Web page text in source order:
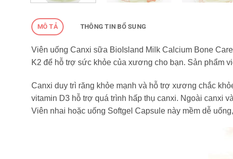
MÔ TẢ THÔNG TIN BỔ SUNG
Viên uống Canxi sữa BioIsland Milk Calcium Bone
K2 để hỗ trợ sức khỏe của xương cho bạn. Sản phẩm
Canxi duy trì răng khỏe mạnh và hỗ trợ xương chắc
vitamin D3 hỗ trợ quá trình hấp thụ canxi. Ngoài canxi
Viên nhai hoặc uống Softgel Capsule này mềm dễ